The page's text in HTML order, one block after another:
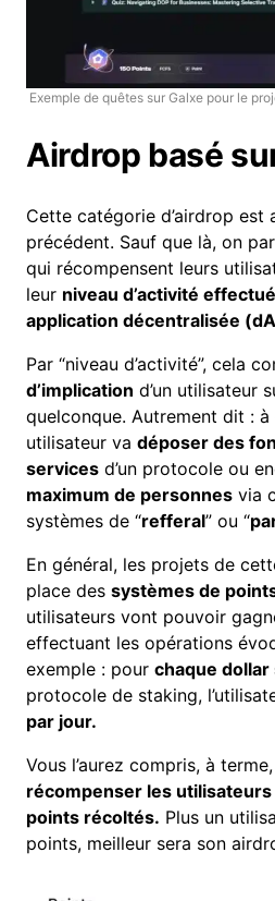
Exemple de quêtes sur Galxe pour le
Airdrop basé
Cette catégorie d’airdrop est
précédent. Sauf que là, on
qui récompensent leurs
leur niveau d’activité
application décentralisée
Par “niveau d’activité”, cela
d’implication d’un utilisateur
quelconque. Autrement dit :
utilisateur va déposer des
services d’un protocole ou
maximum de personnes via
systèmes de “refferal” ou “
En général, les projets de
place des systèmes de
utilisateurs vont pouvoir
effectuant les opérations
exemple : pour chaque dollar
protocole de staking,
par jour.
Vous l’aurez compris, à
récompenser les
points récoltés. Plus un
points, meilleur sera son